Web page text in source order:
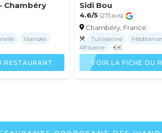
Chambéry
Viandes
RESTAURANT
Sidi Bou
4.6/5 (273 avis)
Chambéry, France
Tunisienne
Africaine
· €€
VOIR LA FICHE DU